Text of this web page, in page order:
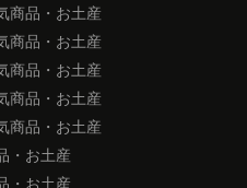
商品・お土産
商品・お土産
商品・お土産
商品・お土産
商品・お土産
・お土産
・お土産